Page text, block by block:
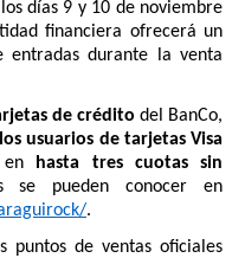
días 9 y 10 de noviembre
financiera ofrecerá un
entradas durante la venta
de crédito del BanCo,
usuarios de tarjetas Visa
en
hasta tres cuotas sin
se pueden conocer en
.
puntos de ventas oficiales